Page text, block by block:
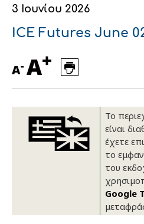
Οικονομικά
Καινοτομία
Επικοινωνία
Εξαγωγές
Ευφυής γεωργία
Εκκόκκιση για
παραγωγού
Ιατρικές
Αλυσίδα
3 Ιουνίου 2026
ICE Futures June
A- A+
Το
είναι
έχετε
το
του
Google